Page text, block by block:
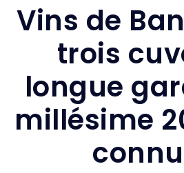
Vins de
trois
longue
millésime